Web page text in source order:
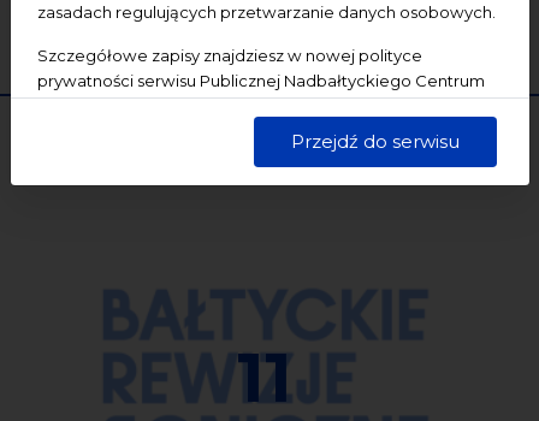
zasadach regulujących przetwarzanie danych osobowych.
Szczegółowe zapisy znajdziesz w nowej polityce
prywatności serwisu Publicznej Nadbałtyckiego Centrum
dane są przetwarzane w sposób bezpieczny, z należytą
starannością i zgodnie z obowiązującymi przepisami.
Przejdź do serwisu
11